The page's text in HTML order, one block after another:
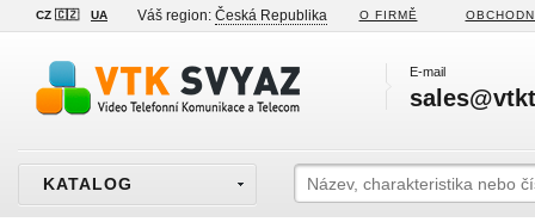
CZ 🇨🇿 UA Váš region: Česká Republika O FIRMĚ
E-mail
KATALOG